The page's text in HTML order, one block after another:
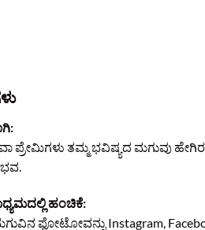
ಪ್ರೇಮಿಗಳು ತಮ್ಮ ಭವಿಷ್ಯದ ಮಗುವು
ಹಂಚಿಕೆ:
ಫೋಟೋವನ್ನು Instagram,